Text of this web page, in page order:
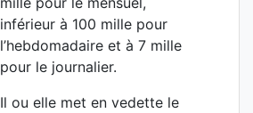
inférieur à 100 mille pour
l’hebdomadaire et à 7 mille
pour le journalier.
Il ou elle met en vedette le